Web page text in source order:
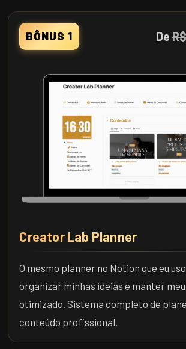
BÔNUS 1 De
Creator Lab Planner
O mesmo planner no Notion que eu
organizar minhas ideias e manter
otimizado. Sistema completo de
conteúdo profissional.